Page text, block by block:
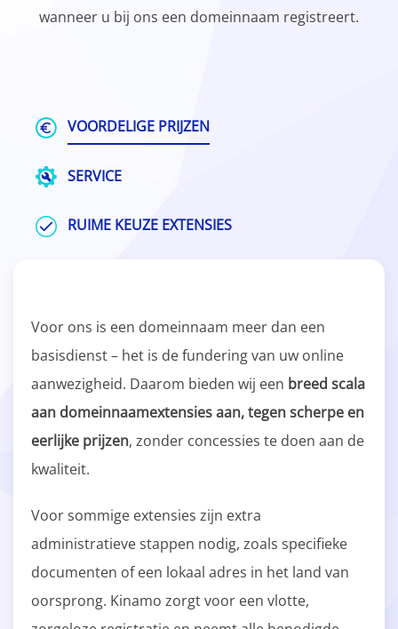
wanneer u bij ons een domeinnaam registreert.
VOORDELIGE PRIJZEN
SERVICE
RUIME KEUZE EXTENSIES
Voor ons is een domeinnaam meer dan een
basisdienst – het is de fundering van uw online
aanwezigheid. Daarom bieden wij een breed scala
aan domeinnaamextensies aan, tegen scherpe en
eerlijke prijzen, zonder concessies te doen aan de
kwaliteit.
Voor sommige extensies zijn extra
administratieve stappen nodig, zoals specifieke
documenten of een lokaal adres in het land van
oorsprong. Kinamo zorgt voor een vlotte,